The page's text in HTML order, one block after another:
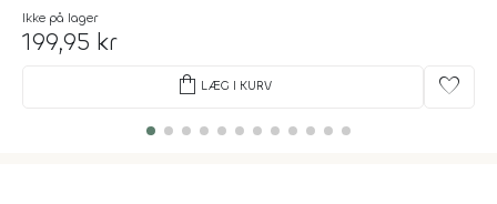
Ikke på lager
199,95 kr
shopping_bag LÆG I KURV favorite